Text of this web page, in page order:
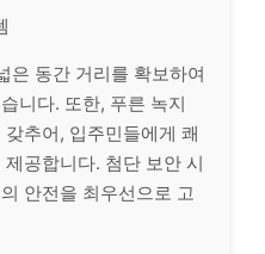
은 동간 거리를 확보하여
니다. 또한, 푸른 녹지
추어, 입주민들에게 쾌
공합니다. 첨단 보안 시
안전을 최우선으로 고